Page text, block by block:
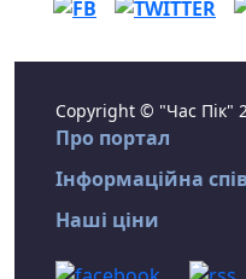
Copyright © "Час Пік"
Про портал
Інформаційна
Наші ціни